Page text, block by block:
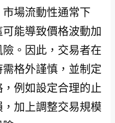
場流動性通常下
能導致價格波動加
。因此，交易者在
格外謹慎，並制定
例如設定合理的止
加上調整交易規模